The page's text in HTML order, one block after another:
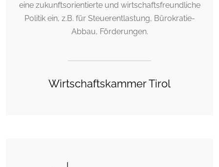
eine zukunftsorientierte und wirtschaftsfreundliche
Politik ein, z.B. für Steuerentlastung, Bürokratie-
Abbau, Förderungen.
Wirtschaftskammer Tirol